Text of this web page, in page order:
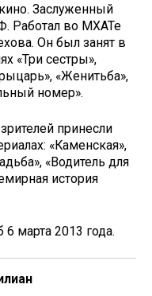
Заслуженный
Работал во МХАТе
Он был занят в
«Три сестры»,
«Женитьба»,
номер».
принесли
«Каменская»,
«Водитель для
история
марта 2013 года.